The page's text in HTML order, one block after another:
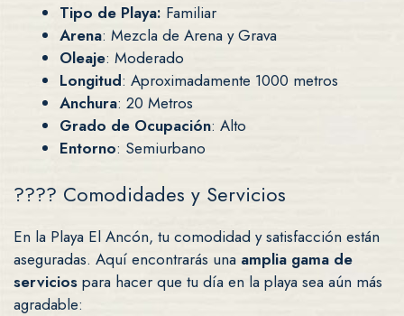
Tipo de Playa: Familiar
Arena: Mezcla de Arena y Grava
Oleaje: Moderado
Longitud: Aproximadamente 1000 metros
Anchura: 20 Metros
Grado de Ocupación: Alto
Entorno: Semiurbano
????️ Comodidades y Servicios
En la Playa El Ancón, tu comodidad y satisfacción están
aseguradas. Aquí encontrarás una amplia gama de
servicios para hacer que tu día en la playa sea aún más
agradable: